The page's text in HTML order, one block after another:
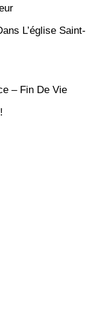
L’église Saint-
– Fin De Vie